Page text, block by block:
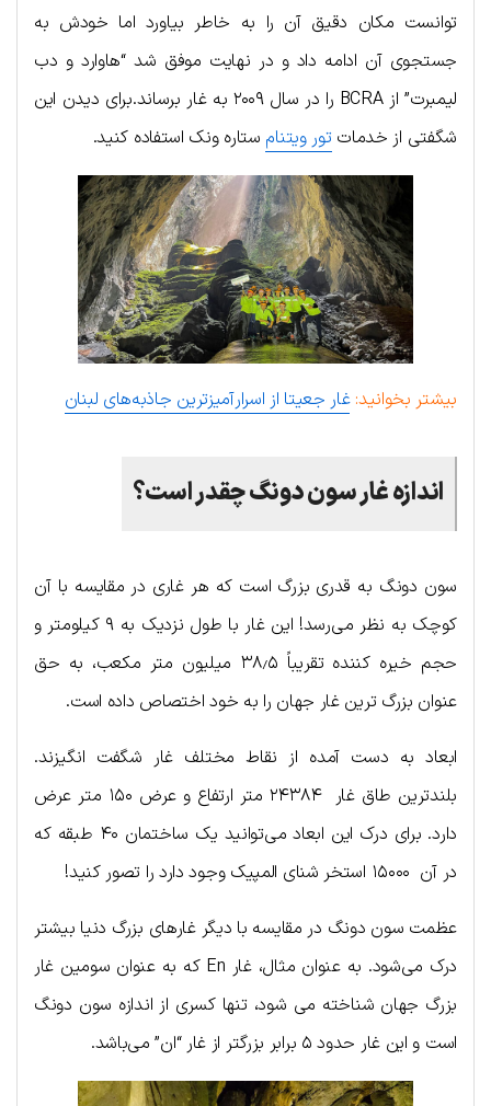
توانست مکان دقیق آن را به خاطر بیاورد اما خودش به
جستجوی آن ادامه داد و در نهایت موفق شد “هاوارد و دب
لیمبرت” از BCRA را در سال ۲۰۰۹ به غار برساند.برای دیدن این
شگفتی از خدمات تور ویتنام ستاره ونک استفاده کنید.
بیشتر بخوانید: غار جعیتا از اسرارآمیزترین جاذبه‌های لبنان
اندازه غار سون دونگ چقدر است؟
سون دونگ به قدری بزرگ است که هر غاری در مقایسه با آن
کوچک به نظر می‌رسد! این غار با طول نزدیک به ۹ کیلومتر و
حجم خیره کننده تقریباً ۳۸٫۵ میلیون متر مکعب، به حق
عنوان بزرگ ترین غار جهان را به خود اختصاص داده است.
ابعاد به دست آمده از نقاط مختلف غار شگفت انگیزند.
بلندترین طاق غار ۲۴۳۸۴ متر ارتفاع و عرض ۱۵۰ متر عرض
دارد. برای درک این ابعاد می‌توانید یک ساختمان ۴۰ طبقه که
در آن ۱۵۰۰۰ استخر شنای المپیک وجود دارد را تصور کنید!
عظمت سون دونگ در مقایسه با دیگر غارهای بزرگ دنیا بیشتر
درک می‌شود. به عنوان مثال، غار En که به عنوان سومین غار
بزرگ جهان شناخته می شود، تنها کسری از اندازه سون دونگ
است و این غار حدود ۵ برابر بزرگتر از غار “ان” می‌باشد.